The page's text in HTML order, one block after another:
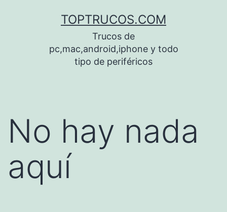
TOPTRUCOS.COM
Trucos de
pc,mac,android,iphone y todo
tipo de periféricos
No hay nada
aquí